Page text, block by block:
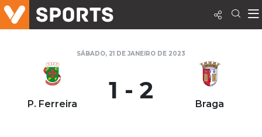
SÁBADO, 21 DE JANEIRO DE 2023
P. Ferreira 1 - 2 Braga